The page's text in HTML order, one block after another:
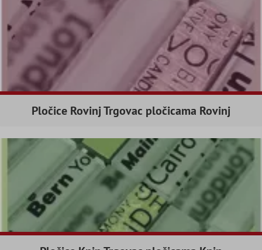
Pločice Rovinj Trgovac pločicama Rovinj